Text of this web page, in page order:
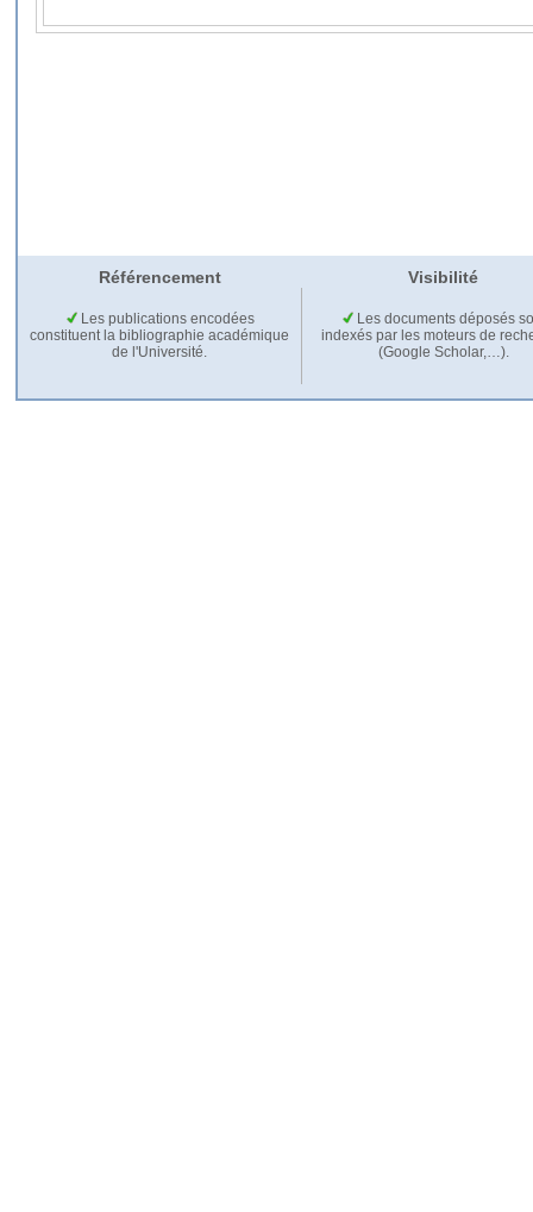
Référencement Visibilité
Les publications encodées
constituent la bibliographie académique
de l'Université.
Les documents déposés
indexés par les moteurs de
(Google Scholar,…).